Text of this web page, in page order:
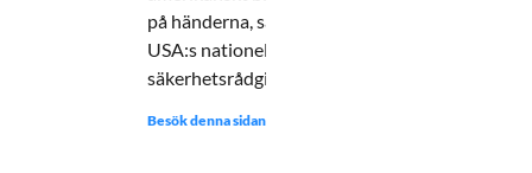
på händerna, säger
USA:s nationella
säkerhetsrådgivare.
Besök denna sidan: